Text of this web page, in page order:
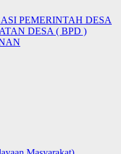
PEMERINTAH DESA
DESA ( BPD )